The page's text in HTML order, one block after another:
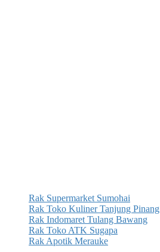
Rak Supermarket Sumohai
Rak Toko Kuliner Tanjung Pinang
Rak Indomaret Tulang Bawang
Rak Toko ATK Sugapa
Rak Apotik Merauke